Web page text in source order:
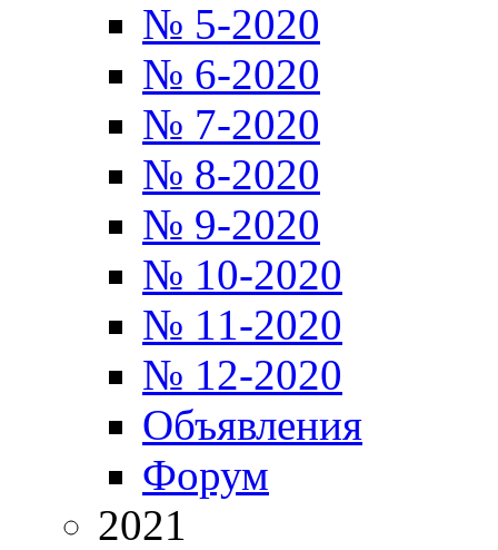
№ 5-2020
№ 6-2020
№ 7-2020
№ 8-2020
№ 9-2020
№ 10-2020
№ 11-2020
№ 12-2020
Объявления
Форум
2021